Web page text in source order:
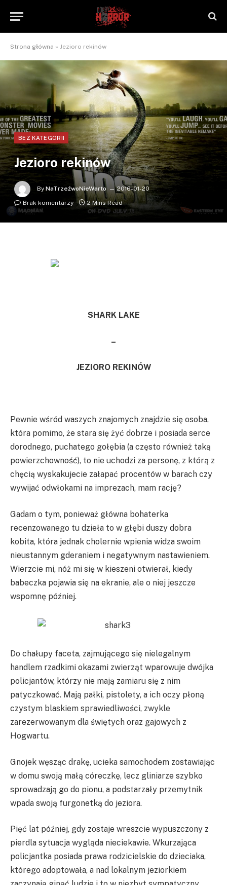
Strona główna » Jezioro rekinów
BEZ KATEGORII
Jezioro rekinów
By NaTrzeźwoNieWarto
2016-01-20
Brak komentarzy
2 Mins Read
SHARK LAKE
–
JEZIORO REKINÓW
Pewnie wśród waszych znajomych znajdzie się osoba,
która pomimo, że stara się żyć dobrze i posiada serce
dorodnego, puchatego gołębia (a często również taką
powierzchowność), to nie uchodzi za personę, z którą z
chęcią wyskakujecie załapać procentów w barach czy
wywijać odwłokami na imprezach, mam rację?
Gadam o tym, ponieważ główna bohaterka
recenzowanego tu dzieła to w głębi duszy dobra
kobita, która jednak cholernie wpienia widza swoim
nieustannym gderaniem i negatywnym nastawieniem.
Wierzcie mi, nóż mi się w kieszeni otwierał, kiedy
babeczka pojawia się na ekranie, ale o niej jeszcze
wspomnę później.
Do chałupy faceta, zajmującego się nielegalnym
handlem rzadkimi okazami zwierząt wparowuje dwójka
policjantów, którzy nie mają zamiaru się z nim
patyczkować. Mają pałki, pistolety, a ich oczy płoną
czystym blaskiem sprawiedliwości, zwykle
zarezerwowanym dla świętych oraz gajowych z
Hogwartu.
Gnojek węsząc drakę, ucieka samochodem zostawiając
w domu swoją małą córeczkę, lecz gliniarze szybko
sprowadzają go do pionu, a podstarzały przemytnik
wpada swoją furgonetką do jeziora.
Pięć lat później, gdy zostaje wreszcie wypuszczony z
pierdla sytuacja wygląda nieciekawie. Wkurzająca
policjantka posiada prawa rodzicielskie do dzieciaka,
którego adoptowała, a nad lokalnym jeziorkiem